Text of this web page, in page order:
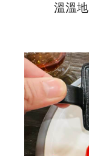
溫溫